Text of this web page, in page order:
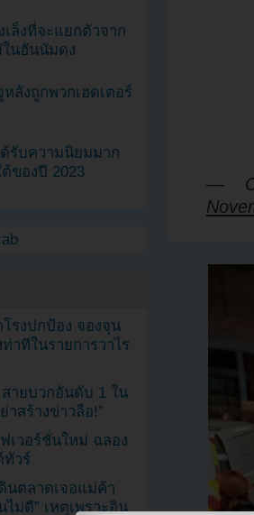
—
เล็งที่จะแยกตัวจาก
นฮันนัมดง
ลังถูกพวกเฮดเตอร์
รับความนิยมมาก
ของปี 2023
รงปกป้อง จองจุน
าทีในรายการวาไร
ายบวกอันดับ 1 ใน
าสร้างข่าวลือ!”
เวอร์ชั่นใหม่ ฉลอง
ทัวร์
นตลาดเจอแม่ค้า
ม่ดี” เหตุเพราะอิน